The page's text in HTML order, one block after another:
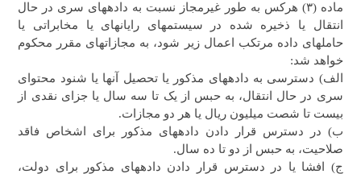
‎‎‎ماده (۳) هرکس به طور غیرمجاز نسبت به داده‎های سری در حال
انتقال یا ذخیره شده در سیستم‎های رایانه‎ای یا مخابراتی یا
حامل‎های داده مرتکب اعمال زیر شود،‌ به مجازات‎های مقرر محکوم
خواهد شد:
الف) دسترسی به داده‎های مذکور یا تحصیل آنها یا شنود محتوای
سری در حال انتقال، به حبس از یک تا سه سال یا جزای نقدی از
بیست تا شصت میلیون ریال یا هر دو مجازات.
ب) در دسترس قرار دادن داده‎های مذکور برای اشخاص فاقد
صلاحیت، به حبس از دو تا ده سال.
ج) افشا یا در دسترس قرار دادن داده‎های مذکور برای دولت،